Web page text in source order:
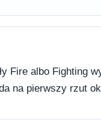
Fire albo Fighting
na pierwszy rzut